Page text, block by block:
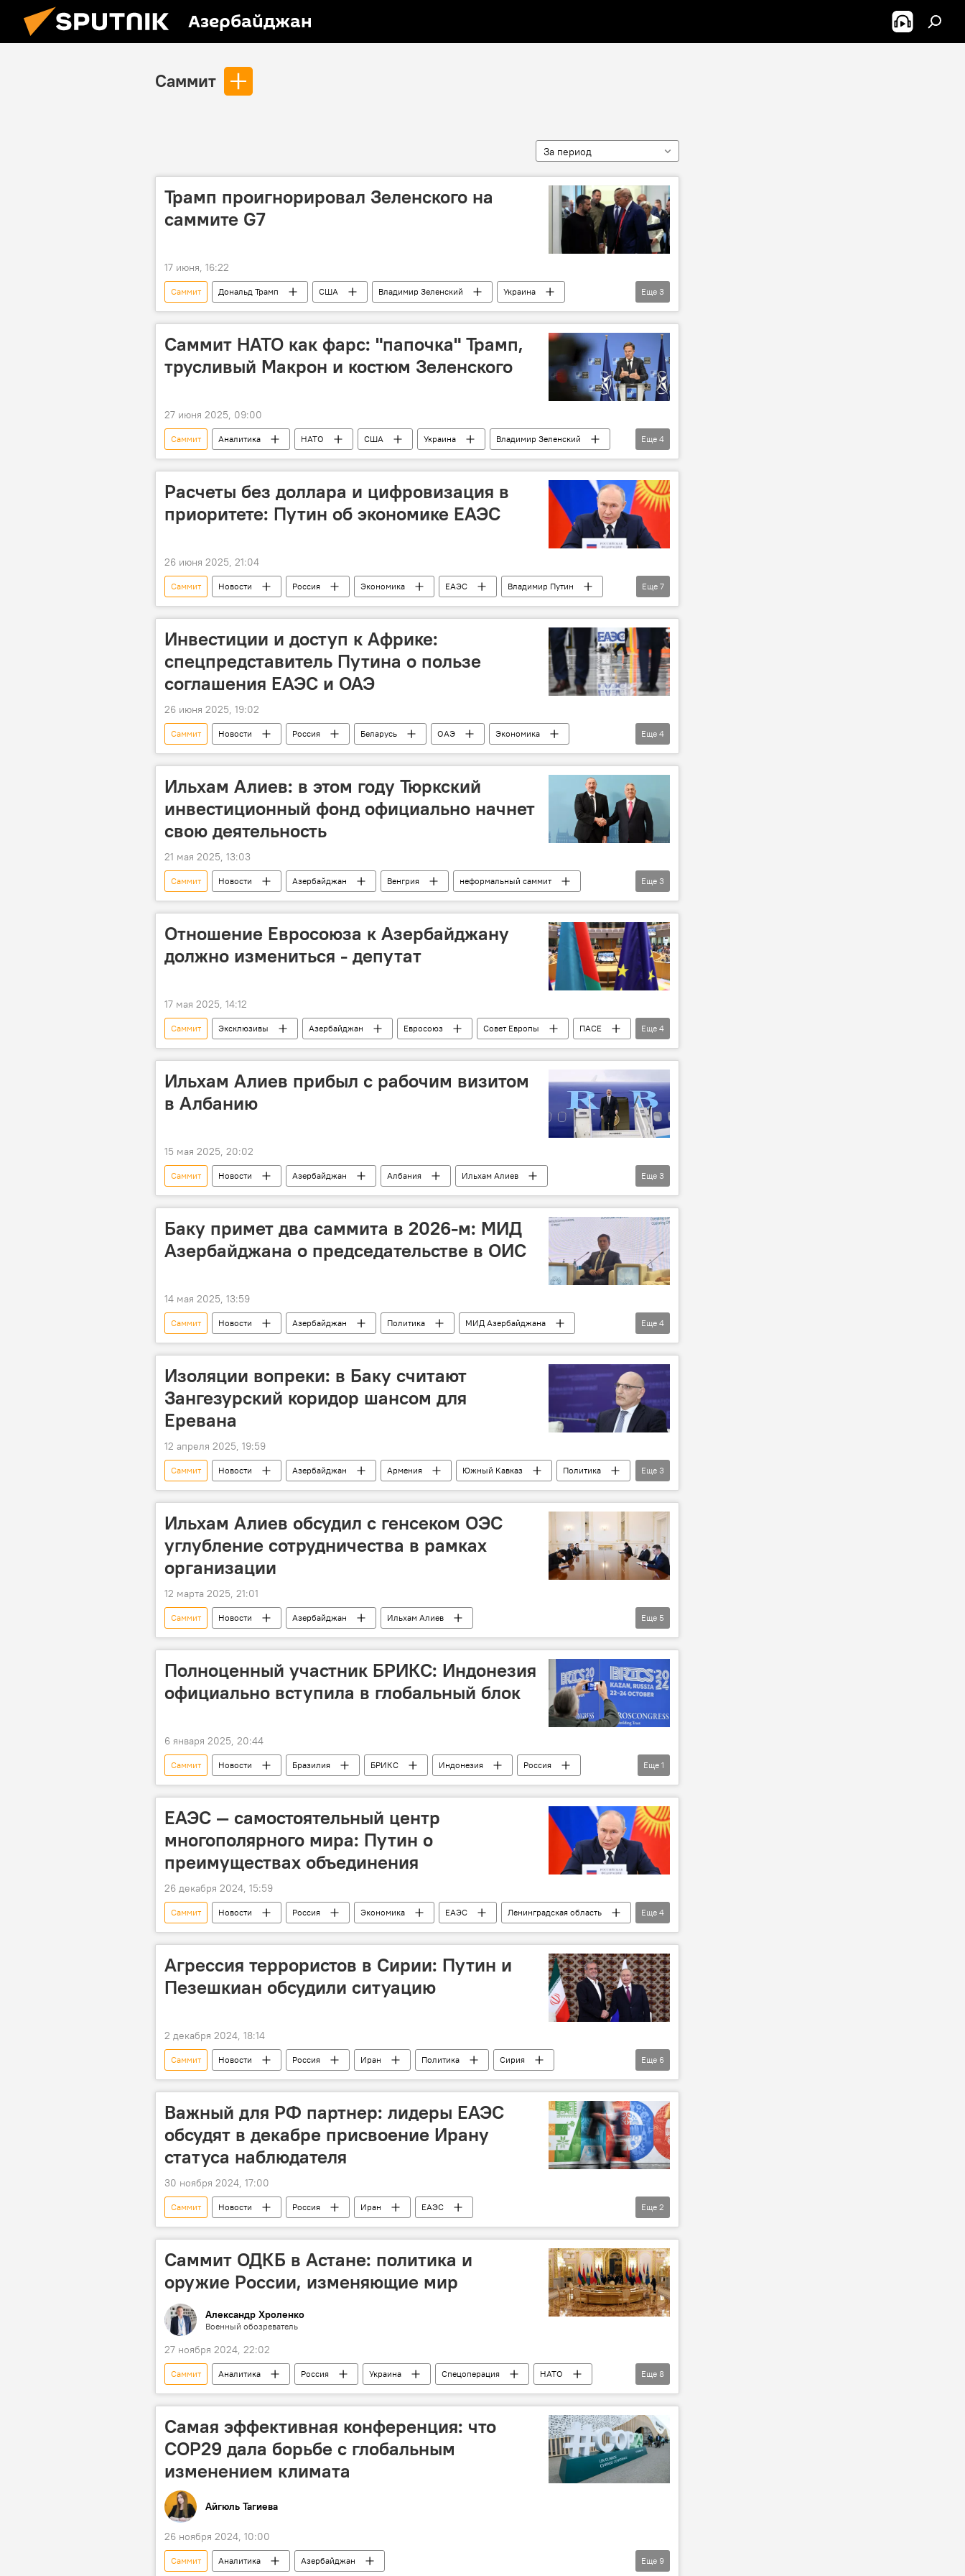
Азербайджан
Саммит
За период
Трамп проигнорировал Зеленского на
саммите G7
17 июня, 16:22
Саммит Дональд Трамп США Владимир Зеленский
Украина
Франция
Эммануэль Макрон G7
Еще 3
Саммит НАТО как фарс: "папочка" Трамп,
трусливый Макрон и костюм Зеленского
27 июня 2025, 09:00
Саммит Аналитика НАТО США Украина
Владимир Зеленский
Дональд Трамп
Президент Политика ФРГ
Еще 4
Расчеты без доллара и цифровизация в
приоритете: Путин об экономике ЕАЭС
26 июня 2025, 21:04
Саммит Новости Россия Экономика ЕАЭС
Владимир Путин
Инвестиции
Товарооборот взаиморасчеты нацвалюты
Торговля
Еще 7
Инвестиции и доступ к Африке:
спецпредставитель Путина о пользе
соглашения ЕАЭС и ОАЭ
26 июня 2025, 19:02
Саммит Новости Россия Беларусь ОАЭ
Экономика
Торговля
Соглашение Африка ЕАЭС
Еще 4
Ильхам Алиев: в этом году Тюркский
инвестиционный фонд официально начнет
свою деятельность
21 мая 2025, 13:03
Саммит Новости Азербайджан Венгрия
неформальный саммит
Организация тюркских государств
Ильхам Алиев Виктор Орбан
Еще 3
Отношение Евросоюза к Азербайджану
должно измениться - депутат
17 мая 2025, 14:12
Саммит Эксклюзивы Азербайджан Евросоюз Совет Европы
ПАСЕ
Напряженность в отношениях
Южный Кавказ Партнерство Ильхам Алиев
Еще 4
Ильхам Алиев прибыл с рабочим визитом
в Албанию
15 мая 2025, 20:02
Саммит Новости Азербайджан Албания
Ильхам Алиев
Рабочий визит
Европа Евросоюз
Еще 3
Баку примет два саммита в 2026-м: МИД
Азербайджана о председательстве в ОИС
14 мая 2025, 13:59
Саммит Новости Азербайджан Политика
МИД Азербайджана
Совет безопасности ООН
СВМДА
Организация исламского сотрудничества
Еще 4
Изоляции вопреки: в Баку считают
Зангезурский коридор шансом для
Еревана
12 апреля 2025, 19:59
Саммит Новости Азербайджан Армения Южный Кавказ
Политика
Организация тюркских государств
Эльчин Амирбеков Зангезурский коридор
Еще 3
Ильхам Алиев обсудил с генсеком ОЭС
углубление сотрудничества в рамках
организации
12 марта 2025, 21:01
Саммит Новости Азербайджан
Ильхам Алиев
Организация экономического сотрудничества (ОЭС)
Генсек
Встреча
Еще 5
Полноценный участник БРИКС: Индонезия
официально вступила в глобальный блок
6 января 2025, 20:44
Саммит Новости Бразилия БРИКС Индонезия
Россия
Членство
Еще 1
ЕАЭС — самостоятельный центр
многополярного мира: Путин о
преимуществах объединения
26 декабря 2024, 15:59
Саммит Новости Россия Экономика ЕАЭС
Ленинградская область
Владимир Путин
Торговля Инвестиции многополярный мир
Еще 4
Агрессия террористов в Сирии: Путин и
Пезешкиан обсудили ситуацию
2 декабря 2024, 18:14
Саммит Новости Россия Иран Политика
Сирия
Владимир Путин
реформатор Масуд Пезешкиян Террористы
БРИКС
Еще 6
Важный для РФ партнер: лидеры ЕАЭС
обсудят в декабре присвоение Ирану
статуса наблюдателя
30 ноября 2024, 17:00
Саммит Новости Россия Иран
ЕАЭС
замминистра экономического развития России Дмитрий Вольвач
наблюдатель
Еще 2
Саммит ОДКБ в Астане: политика и
оружие России, изменяющие мир
Александр Хроленко
Военный обозреватель
27 ноября 2024, 22:02
Саммит Аналитика Россия Украина Спецоперация
НАТО
Запад
США Джозеф Байден Астана ОДКБ
Ракетный удар
Еще 8
Самая эффективная конференция: что
COP29 дала борьбе с глобальным
изменением климата
Айгюль Тагиева
26 ноября 2024, 10:00
Саммит Аналитика Азербайджан Еще 9